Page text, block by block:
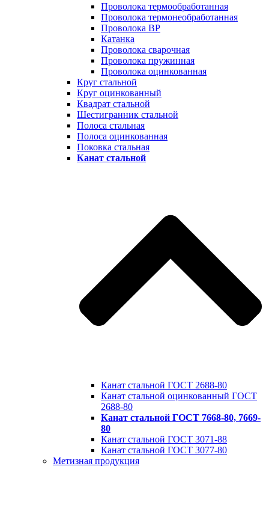
Проволока термообработанная
Проволока термонеобработанная
Проволока ВР
Катанка
Проволока сварочная
Проволока пружинная
Проволока оцинкованная
Круг стальной
Круг оцинкованный
Квадрат стальной
Шестигранник стальной
Полоса стальная
Полоса оцинкованная
Поковка стальная
Канат стальной
Канат стальной ГОСТ 2688-80
Канат стальной оцинкованный ГОСТ
2688-80
Канат стальной ГОСТ 7668-80, 7669-
80
Канат стальной ГОСТ 3071-88
Канат стальной ГОСТ 3077-80
Метизная продукция